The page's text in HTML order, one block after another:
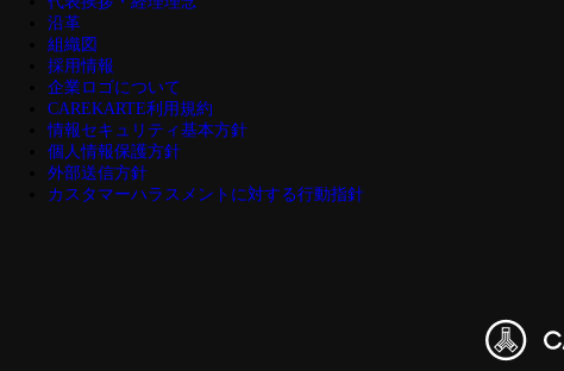
沿革
組織図
採用情報
企業ロゴについて
CAREKARTE利用規約
情報セキュリティ基本方針
個人情報保護方針
外部送信方針
カスタマーハラスメントに対する行動指針